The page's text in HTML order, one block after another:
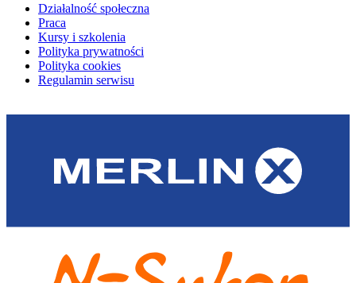
Działalność społeczna
Praca
Kursy i szkolenia
Polityka prywatności
Polityka cookies
Regulamin serwisu